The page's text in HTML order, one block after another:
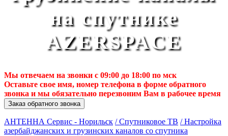
на спутнике
AZERSPACE
Мы отвечаем на звонки с 09:00 до 18:00 по мск
Оставьте свое имя, номер телефона в форме обратного
звонка и мы обязательно перезвоним Вам в рабочее время
Заказ обратного звонка
АНТЕННА Сервис - Норильск / Спутниковое ТВ / Настройка
азербайджанских и грузинских каналов со спутника